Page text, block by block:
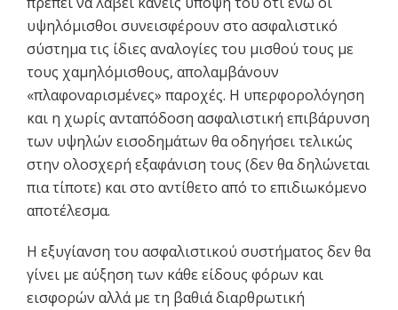
υψηλόμισθοι συνεισφέρουν στο ασφαλιστικό
σύστημα τις ίδιες αναλογίες του μισθού τους με
τους χαμηλόμισθους, απολαμβάνουν
«πλαφοναρισμένες» παροχές. Η υπερφορολόγηση
και η χωρίς ανταπόδοση ασφαλιστική επιβάρυνση
των υψηλών εισοδημάτων θα οδηγήσει τελικώς
στην ολοσχερή εξαφάνιση τους (δεν θα δηλώνεται
πια τίποτε) και στο αντίθετο από το επιδιωκόμενο
αποτέλεσμα.
Η εξυγίανση του ασφαλιστικού συστήματος δεν θα
γίνει με αύξηση των κάθε είδους φόρων και
εισφορών αλλά με τη βαθιά διαρθρωτική